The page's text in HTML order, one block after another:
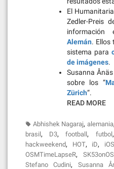
El
Zedler-Preis
información
Alemán. Ellos
sistema para
de imágenes.
Susanna
sobre los “
Zürich“.
READ MORE
Abhishek Nagaraj,alemania
brasil, D3,football, futbol
hackweekend, HOT, iD, iOS
OSMTimeLapseR,
Stefano Cudini, Susanna